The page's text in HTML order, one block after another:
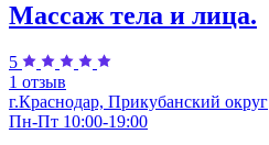
Массаж тела и лица.
5
1 отзыв
г.Краснодар, Прикубанский округ
Пн-Пт 10:00-19:00